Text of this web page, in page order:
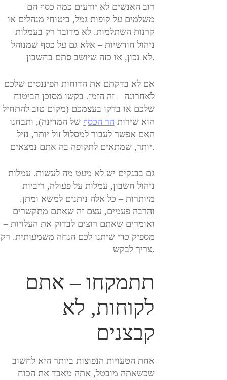
רוב האנשים לא יודעים כמה כסף הם
משלמים על קופות גמל, ביטוחי מנהלים או
קרנות השתלמות. לא מדובר רק בעמלות
ניהול חודשיות – אלא גם על כסף שמנוהל
לא נכון, או כזה שיושב סתם בחשבון.
אם לא בדקתם את הדוחות הפיננסים שלכם
לאחרונה – זה הזמן. בקשו מסוכן הביטוח
שלכם או בדקו בעצמכם (מקום טוב להתחיל
הוא שירות הר הכסף של המדינה), ותבחנו
האם אפשר לעבור למסלול זול יותר, נזיל
יותר, שמתאים לתקופה בה אתם נמצאים.
גם בבנקים יש לא מעט מה לעשות. עמלות
ניהול חשבון, עמלות על פעולה, ריביות
מיותרות – כל אלה ניתנים למשא ומתן.
והרבה פעמים, עצם זה שאתם מתקשרים
ואומרים שאתם רוצים לבדוק את העלויות –
מספיק כדי שיתנו לכם הנחה משמעותית. רק
צריך לבקש.
תתמקחו – אתם
לקוחות, לא
קבצנים
אחת הטעויות הנפוצות ביותר היא לחשוב
שכשאתה מובטל, אתה מאבד את הכוח